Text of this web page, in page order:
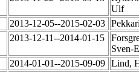
Ulf
2013-12-05--2015-02-03
2013-12-11--2014-01-15
Sven-
2014-01-01--2015-09-09 Lind,